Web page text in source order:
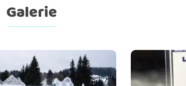
Galerie